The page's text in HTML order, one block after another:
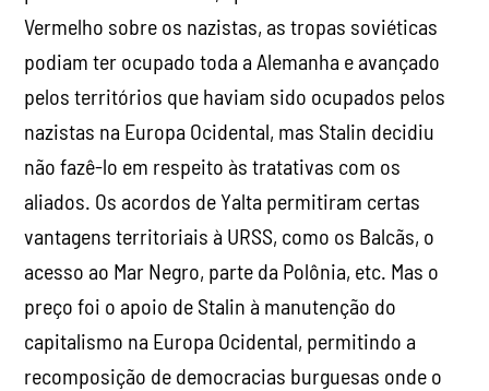
Vermelho sobre os nazistas, as tropas soviéticas
podiam ter ocupado toda a Alemanha e avançado
pelos territórios que haviam sido ocupados pelos
nazistas na Europa Ocidental, mas Stalin decidiu
não fazê-lo em respeito às tratativas com os
aliados. Os acordos de Yalta permitiram certas
vantagens territoriais à URSS, como os Balcãs, o
acesso ao Mar Negro, parte da Polônia, etc. Mas o
preço foi o apoio de Stalin à manutenção do
capitalismo na Europa Ocidental, permitindo a
recomposição de democracias burguesas onde o